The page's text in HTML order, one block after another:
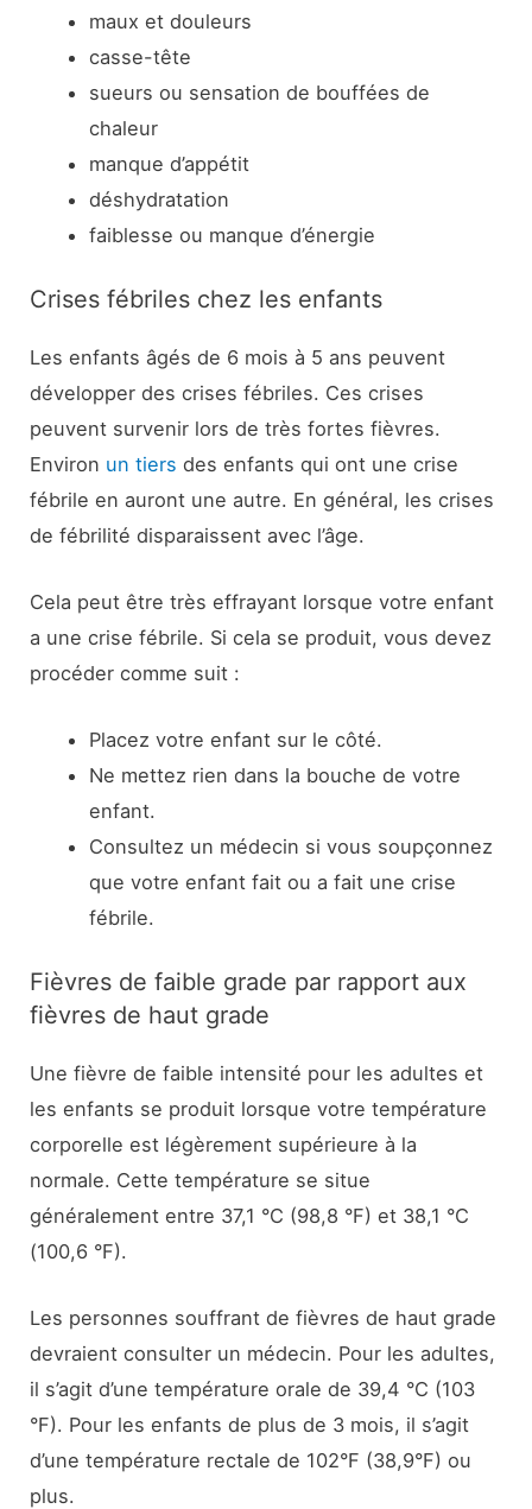
maux et douleurs
casse-tête
sueurs ou sensation de bouffées de
chaleur
manque d’appétit
déshydratation
faiblesse ou manque d’énergie
Crises fébriles chez les enfants
Les enfants âgés de 6 mois à 5 ans peuvent
développer des crises fébriles. Ces crises
peuvent survenir lors de très fortes fièvres.
Environ un tiers des enfants qui ont une crise
fébrile en auront une autre. En général, les crises
de fébrilité disparaissent avec l’âge.
Cela peut être très effrayant lorsque votre enfant
a une crise fébrile. Si cela se produit, vous devez
procéder comme suit :
Placez votre enfant sur le côté.
Ne mettez rien dans la bouche de votre
enfant.
Consultez un médecin si vous soupçonnez
que votre enfant fait ou a fait une crise
fébrile.
Fièvres de faible grade par rapport aux
fièvres de haut grade
Une fièvre de faible intensité pour les adultes et
les enfants se produit lorsque votre température
corporelle est légèrement supérieure à la
normale. Cette température se situe
généralement entre 37,1 °C (98,8 °F) et 38,1 °C
(100,6 °F).
Les personnes souffrant de fièvres de haut grade
devraient consulter un médecin. Pour les adultes,
il s’agit d’une température orale de 39,4 °C (103
°F). Pour les enfants de plus de 3 mois, il s’agit
d’une température rectale de 102°F (38,9°F) ou
plus.